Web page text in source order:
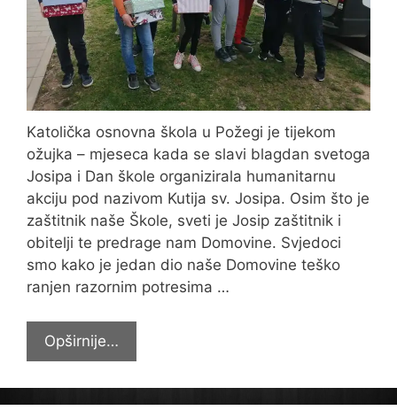
Katolička osnovna škola u Požegi je tijekom
ožujka – mjeseca kada se slavi blagdan svetoga
Josipa i Dan škole organizirala humanitarnu
akciju pod nazivom Kutija sv. Josipa. Osim što je
zaštitnik naše Škole, sveti je Josip zaštitnik i
obitelji te predrage nam Domovine. Svjedoci
smo kako je jedan dio naše Domovine teško
ranjen razornim potresima …
Opširnije…
sv.
Josipa
dostavljene